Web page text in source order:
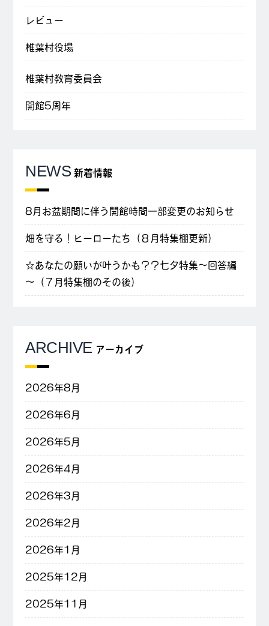
レビュー
椎葉村役場
椎葉村教育委員会
開館5周年
NEWS 新着情報
8月お盆期間に伴う開館時間一部変更のお知らせ
畑を守る！ヒーローたち（８月特集棚更新）
☆あなたの願いが叶うかも？？七夕特集～回答編
～（７月特集棚のその後）
ARCHIVE アーカイブ
2026年8月
2026年6月
2026年5月
2026年4月
2026年3月
2026年2月
2026年1月
2025年12月
2025年11月